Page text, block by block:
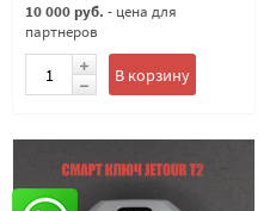
10 000 руб. - цена для
партнеров
В корзину